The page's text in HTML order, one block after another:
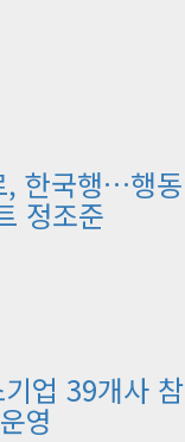
, 한국행…행동
정조준
업 39개사 참
영